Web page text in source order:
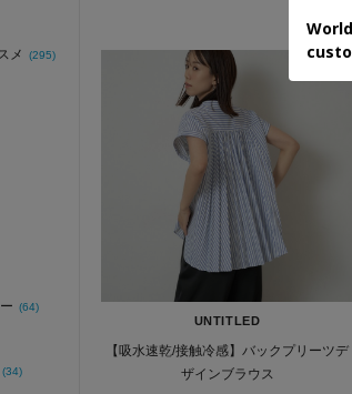
メ (295)
(64)
(34)
UNTITLED
【吸水速乾/接触冷感】バックプリーツデ
ザインブラウス